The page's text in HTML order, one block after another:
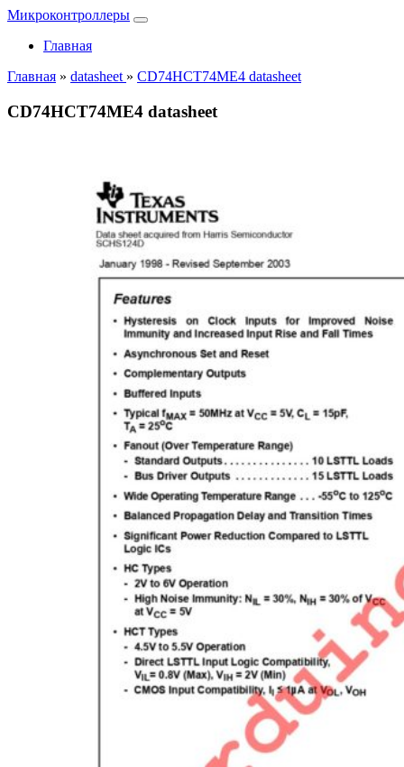
Микроконтроллеры
Главная
Главная » datasheet » CD74HCT74ME4 datasheet
CD74HCT74ME4 datasheet